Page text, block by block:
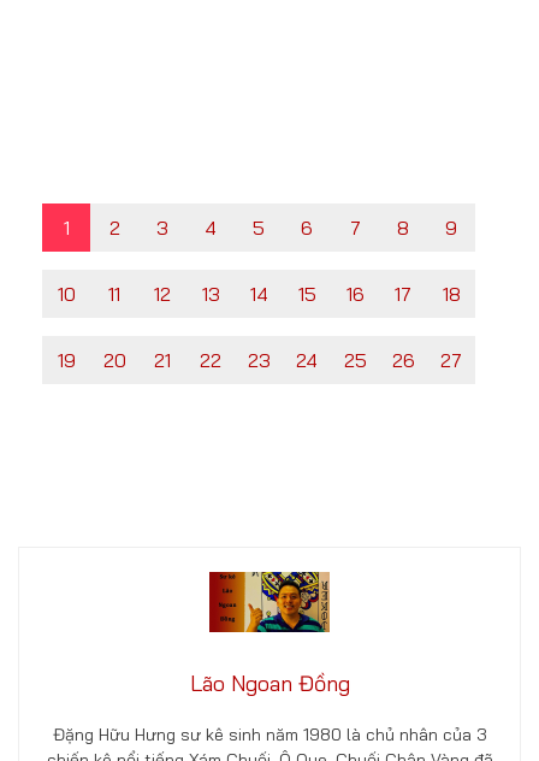
1 2 3 4 5 6 7 8 9
10 11 12 13 14 15 16 17 18
19 20 21 22 23 24 25 26 27
Lão Ngoan Đồng
Đặng Hữu Hưng sư kê sinh năm 1980 là chủ nhân của 3